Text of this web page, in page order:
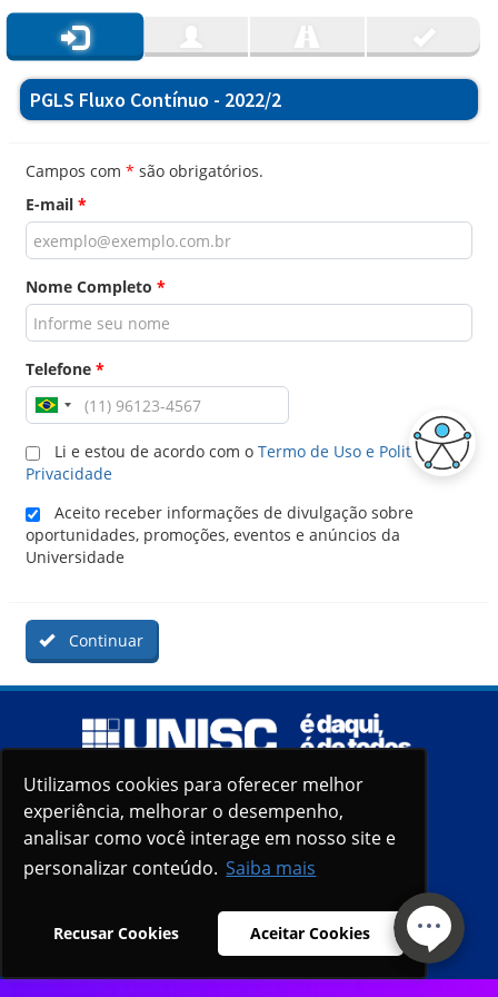
Utilizamos cookies para oferecer melhor
experiência, melhorar o desempenho,
analisar como você interage em nosso site e
personalizar conteúdo. Saiba mais
Recusar Cookies Aceitar Cookies
Utilizamos cookies para oferecer melhor
experiência, melhorar o desempenho,
analisar como você interage em nosso site e
personalizar conteúdo. Saiba mais
Recusar Cookies Aceitar Cookies
PGLS Fluxo Contínuo - 2022/2
Campos com * são obrigatórios.
E-mail *
Nome Completo *
Telefone *
Li e estou de acordo com o Termo de Uso e Politica de
Privacidade
Aceito receber informações de divulgação sobre
oportunidades, promoções, eventos e anúncios da
Universidade
Continuar